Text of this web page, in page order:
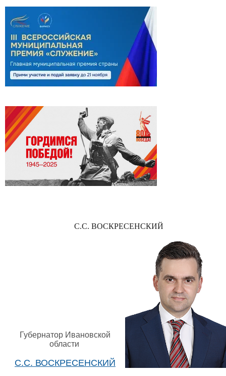
С.С. ВОСКРЕСЕНСКИЙ
Губернатор Ивановской
области
С.С. ВОСКРЕСЕНСКИЙ